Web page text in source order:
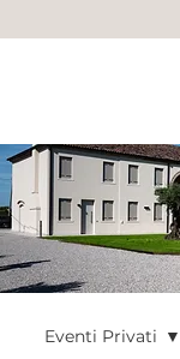
Eventi Privati